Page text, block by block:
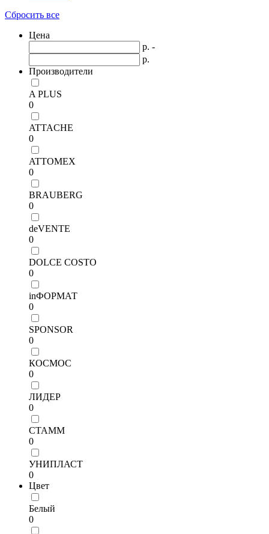
Сбросить все
Цена
р. -
р.
Производители
A PLUS
0
ATTACHE
0
ATTOMEX
0
BRAUBERG
0
deVENTE
0
DOLCE COSTO
0
inФОРМАТ
0
SPONSOR
0
КОСМОС
0
ЛИДЕР
0
СТАММ
0
УНИПЛАСТ
0
Цвет
Белый
0